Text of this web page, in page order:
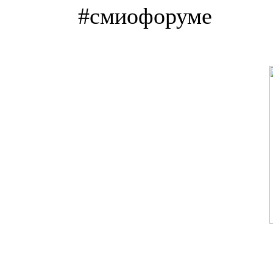
#смиофоруме